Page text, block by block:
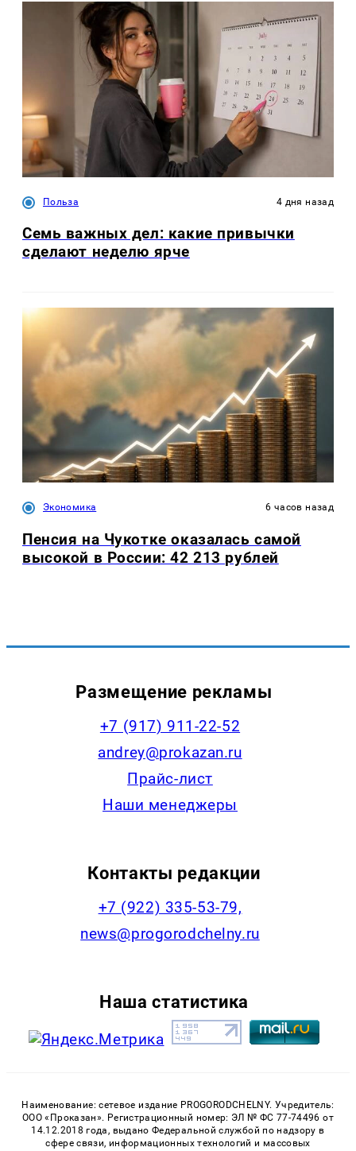
Польза 4 дня назад
Семь важных дел: какие привычки
сделают неделю ярче
Экономика 6 часов назад
Пенсия на Чукотке оказалась самой
высокой в России: 42 213 рублей
Размещение рекламы
+7 (917) 911-22-52
andrey@prokazan.ru
Прайс-лист
Наши менеджеры
Контакты редакции
+7 (922) 335-53-79,
news@progorodchelny.ru
Наша статистика
Наименование: сетевое издание PROGORODCHELNY. Учредитель:
ООО «Проказан». Регистрационный номер: ЭЛ № ФС 77-74496 от
14.12.2018 года, выдано Федеральной службой по надзору в
сфере связи, информационных технологий и массовых